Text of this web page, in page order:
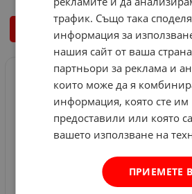
КУПИ
трафик. Също така
информация за
нашия сайт от ваша
партньори за реклама и
които може да я
информация, която сте им
предоставили или която
вашето използване на
ПРИЕМЕТЕ